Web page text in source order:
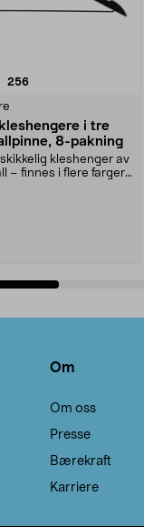
256anmeldelser
i tre
8-pakning
kleshenger av
– finnes i flere farger.
5 stjerner
Om
Om oss
Presse
Bærekraft
Karriere